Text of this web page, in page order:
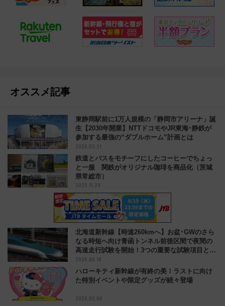
オススメ記事
東静岡駅前に1万人規模の「静岡市アリーナ」誕
生【2030年開業】NTTドコモやJR東海･静鉄が
参加する最強の“ダブルホーム”計画とは
2026.03.21
鉄道とバスをモチーフにしたコーヒーでちょっ
と一服 関鉄がオリジナル珈琲を商品化（茨城
県常総市）
2025.11.29
北海道新幹線【時速260kmへ】お盆･GWのさら
なる時短へ向け青函トンネル前後区間で夜間の
高速走行試験を開始！3つの重要な試験項目と
は？
2026.06.18
ハローキティ新幹線が有終の美！ラストに向け
た特別イベントや限定グッズが続々登場
2026.02.06